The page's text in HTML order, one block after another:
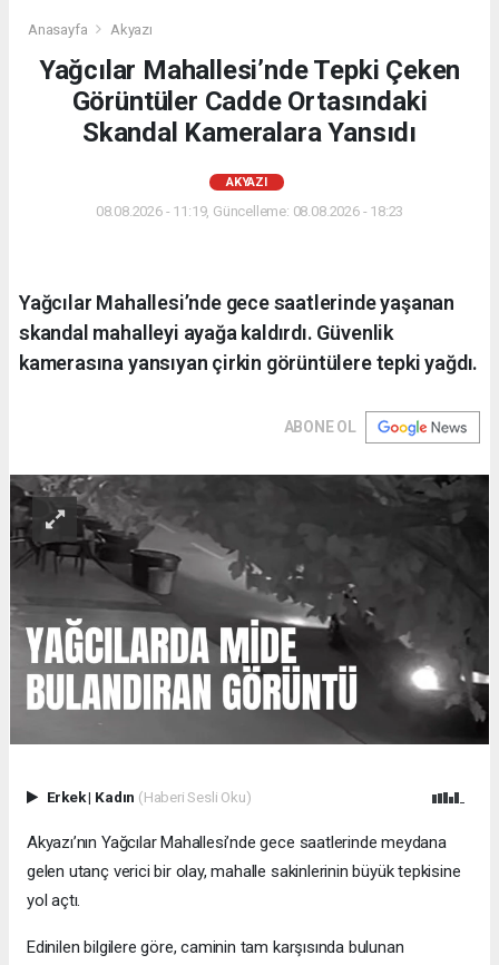
Anasayfa Akyazı
Yağcılar Mahallesi’nde Tepki Çeken
Görüntüler Cadde Ortasındaki
Skandal Kameralara Yansıdı
AKYAZI
08.08.2026 - 11:19, Güncelleme: 08.08.2026 - 18:23
Yağcılar Mahallesi’nde gece saatlerinde yaşanan
skandal mahalleyi ayağa kaldırdı. Güvenlik
kamerasına yansıyan çirkin görüntülere tepki yağdı.
ABONE OL
Erkek| Kadın (Haberi Sesli Oku)
Akyazı’nın Yağcılar Mahallesi’nde gece saatlerinde meydana
gelen utanç verici bir olay, mahalle sakinlerinin büyük tepkisine
yol açtı.
Edinilen bilgilere göre, caminin tam karşısında bulunan